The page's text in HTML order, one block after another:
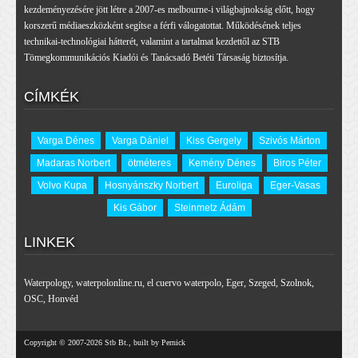
kezdeményezésére jött létre a 2007-es melbourne-i világbajnokság előtt, hogy
korszerű médiaeszközként segítse a férfi válogatottat. Működésének teljes
technikai-technológiai hátterét, valamint a tartalmat kezdettől az STB
Tömegkommunikációs Kiadói és Tanácsadó Betéti Társaság biztosítja.
CÍMKÉK
Varga Dénes Varga Dániel Kiss Gergely
Szivós Márton
Madaras Norbert
ötméteres Kemény Dénes
Biros Péter
Volvo Kupa
Hosnyánszky Norbert Euroliga
Eger-Vasas
Kis Gábor
Steinmetz Ádám
LINKEK
Waterpology, waterpolonline.ru, el cuervo waterpolo, Eger, Szeged, Szolnok,
OSC, Honvéd
Copyright © 2007-2026 Stb Bt., built by Pernick